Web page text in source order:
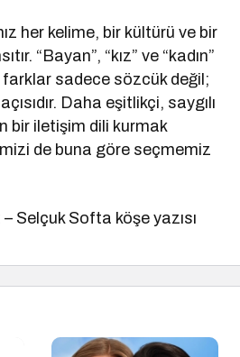
her kelime, bir kültürü ve bir
“Bayan”, “kız” ve “kadın”
farklar sadece sözcük değil;
Daha eşitlikçi, saygılı
bir iletişim dili kurmak
de buna göre seçmemiz
Selçuk Softa köşe yazısı